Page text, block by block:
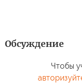
Обсуждение
Чтобы